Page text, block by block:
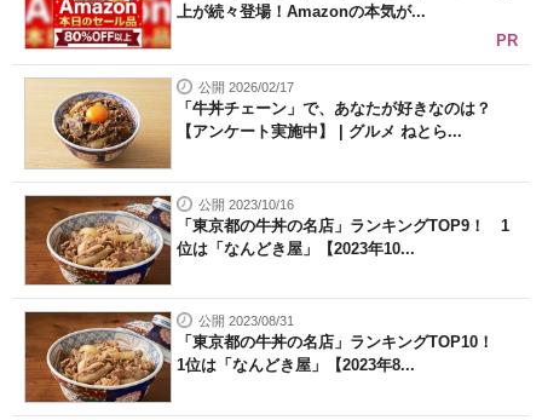
上が続々登場！Amazonの本気が...
PR
公開 2026/02/17
「牛丼チェーン」で、あなたが好きなのは？
【アンケート実施中】 | グルメ ねとら...
公開 2023/10/16
「東京都の牛丼の名店」ランキングTOP9！ 1
位は「なんどき屋」【2023年10...
公開 2023/08/31
「東京都の牛丼の名店」ランキングTOP10！
1位は「なんどき屋」【2023年8...